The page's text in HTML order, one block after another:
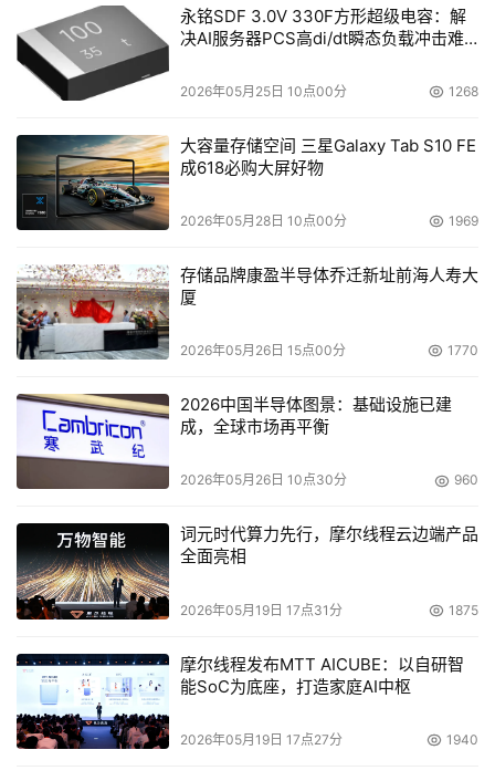
5.服务账户( “机器” 账户)
服务器也可以被提升权限，并用于各种罪恶的目的。这
些账户典型情况下并不分配给人类用户，并且也不包括在传
理员应该保障服务账户只拥有必要的访问权。这些账户应该
定期检查，因为它们经常拥有超级用户的能力。这种用户的
数量是很多的，而且还有许多不用的账户也需要注意。
6.高风险用户和角色
有一些公司积级地监视某些角色，这些角色对企业会造
成极高的风险，企业的监视会发现其潜在的“不可接受”的行
为。许多企业拥有一些风险极高的关键角色。例如，一位采
购经理为谋求一个职位可能会将自己能够访问的敏感数据带
到另外一家竞争公司那里去。这种情况下，其访问是被授权
的，不过却存在着滥用的情况。岗位、职责的轮换以及设定
通常都属于高风险角色的范围。
7.安全知晓项目
任何雇员或用户都可能造成一种威胁。贯彻执行一个可
以处理上述所有要点的安全知晓项目，并能保证其强制实施
势在必行。现在有许多方案能够确保所有的用户已经阅读并
同意有关规则和政策。其中一种工具是在用户登录时要求其
永铭SDF 3.0V 330F方形超级电容：解
决AI服务器PCS高di/dt瞬态负载冲击难
2026年05月25日 10点00分 1268
大容量存储空间 三星Galaxy Tab S10 FE
成618必购大屏好物
2026年05月28日 10点00分 1969
存储品牌康盈半导体乔迁新址前海人寿大
厦
2026年05月26日 15点00分 1770
2026中国半导体图景：基础设施已建
成，全球市场再平衡
2026年05月26日 10点30分 960
词元时代算力先行，摩尔线程云边端产品
全面亮相
2026年05月19日 17点31分 1875
摩尔线程发布MTT AICUBE：以自研智
能SoC为底座，打造家庭AI中枢
2026年05月19日 17点27分 1940